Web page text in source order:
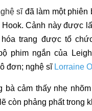
sĩđã làm một phiên
Cảnh này được
trang được tổ
phim ngắn của
đơn; nghệ sĩ Lorraine
bà cảm thấy nhẹ
còn phảng phất trong